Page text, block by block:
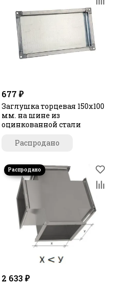
677 ₽
Заглушка торцевая 150х100
мм. на шине из
оцинкованной стали
Распродано
2 633 ₽